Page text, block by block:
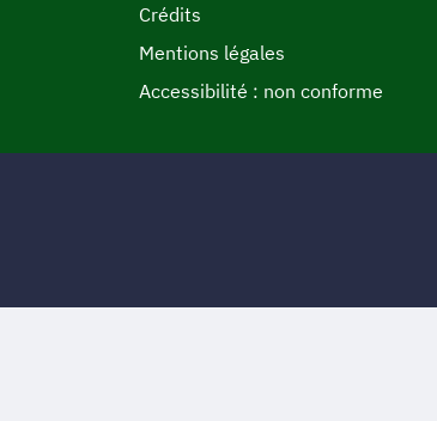
Crédits
Mentions légales
Accessibilité : non conforme